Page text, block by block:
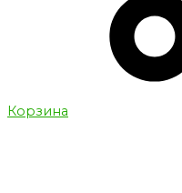
Корзина